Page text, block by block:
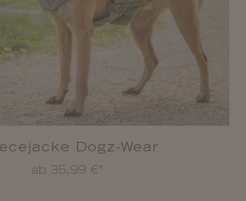
Dogz-Wear
ab 35,99 €*